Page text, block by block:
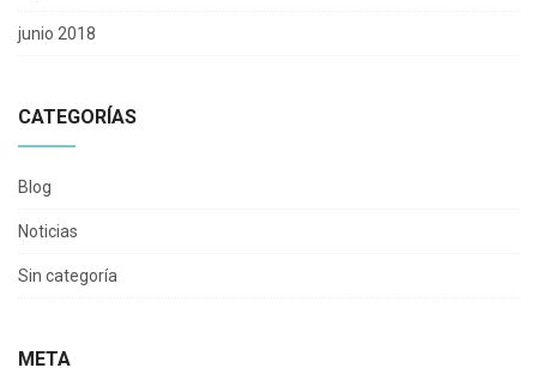
junio 2018
CATEGORÍAS
Blog
Noticias
Sin categoría
META